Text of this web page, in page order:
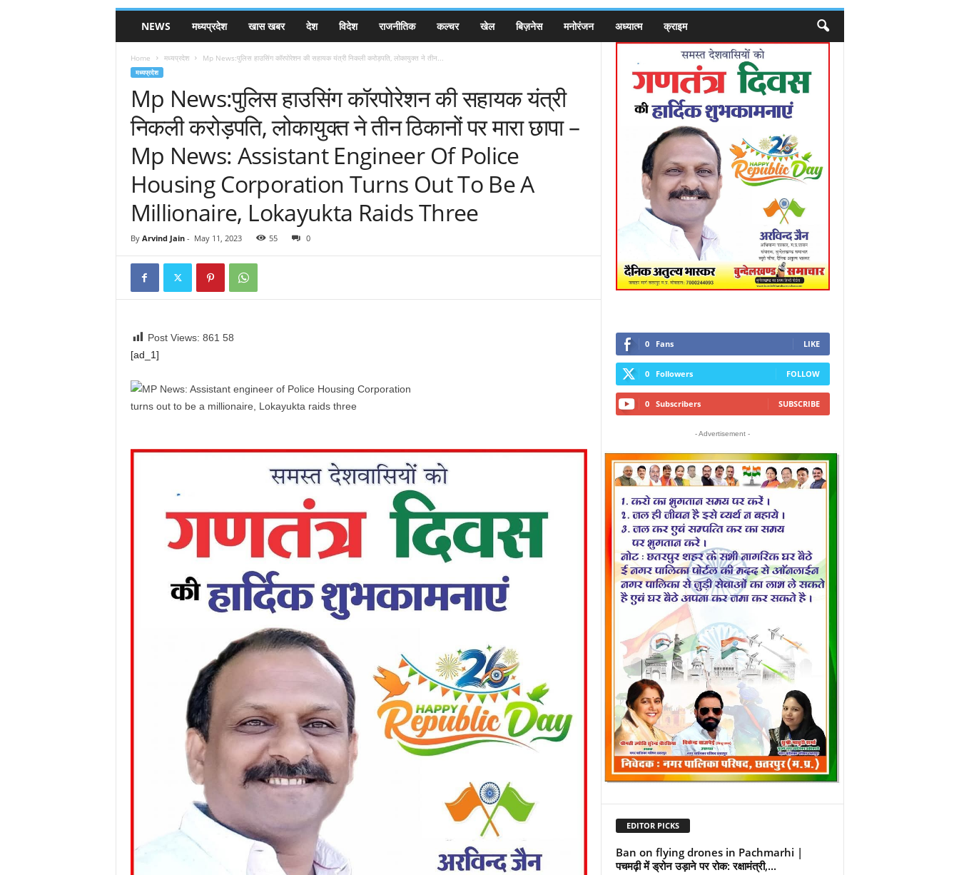
NEWS मध्यप्रदेश खास खबर देश विदेश राजनीतिक कल्चर खेल बिज़नेस मनोरंजन अध्यात्म क्राइम
Home मध्यप्रदेश Mp News:पुलिस हाउसिंग कॉरपोरेशन की सहायक यंत्री निकली करोड़पति, लोकायुक्त ने तीन...
मध्यप्रदेश
Mp News:पुलिस हाउसिंग कॉरपोरेशन की सहायक यंत्री
निकली करोड़पति, लोकायुक्त ने तीन ठिकानों पर मारा छापा –
Mp News: Assistant Engineer Of Police
Housing Corporation Turns Out To Be A
Millionaire, Lokayukta Raids Three
By Arvind Jain- May 11, 2023 55 0
Post Views: 861 58
[ad_1]
0 Fans LIKE
0 Followers FOLLOW
0 Subscribers SUBSCRIBE
- Advertisement -
EDITOR PICKS
Ban on flying drones in Pachmarhi |
पचमढ़ी में ड्रोन उड़ाने पर रोक: रक्षामंत्री,...